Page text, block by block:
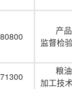
产
监督检
粮
加工技